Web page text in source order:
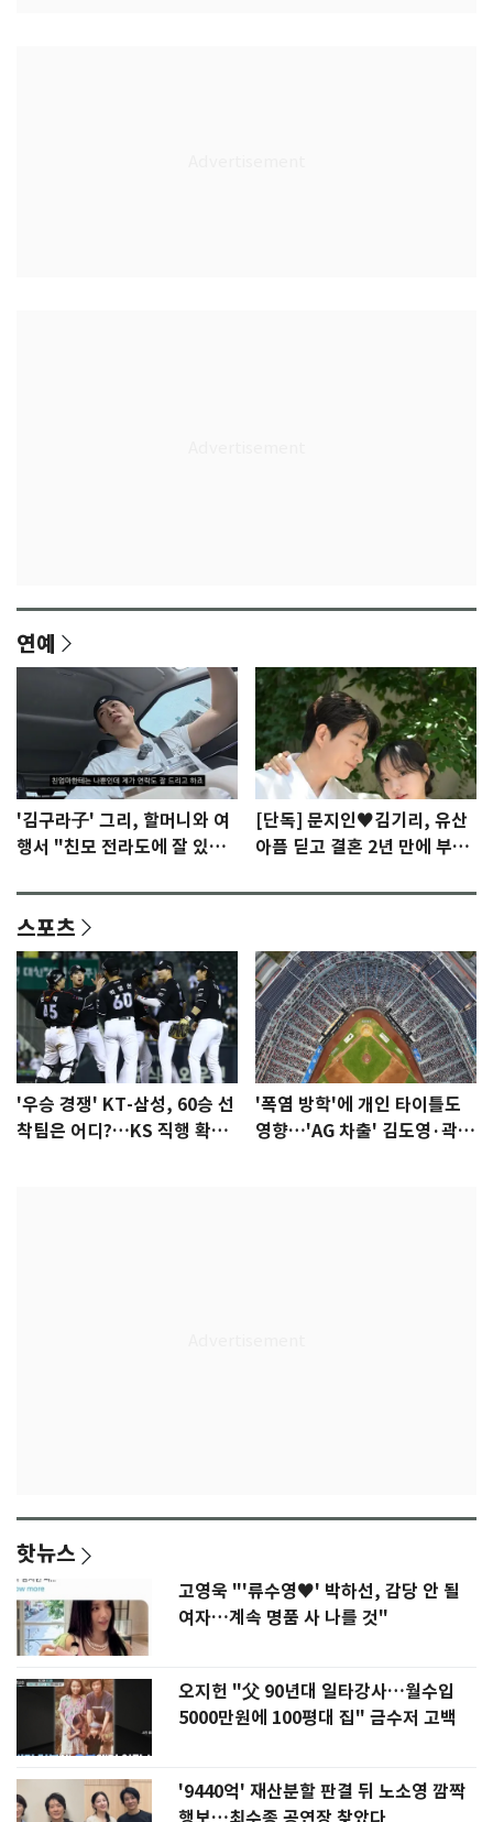
연예
'김구라子' 그리, 할머니와 여
행서 "친모 전라도에 잘 있
[단독] 문지인♥김기리, 유산
아픔 딛고 결혼 2년 만에 부모
스포츠
'우승 경쟁' KT-삼성, 60승 선
착팀은 어디?…KS 직행 확률
'폭염 방학'에 개인 타이틀도
영향…'AG 차출' 김도영·곽빈
핫뉴스
고영욱 "'류수영♥' 박하선, 감당 안 될
여자…계속 명품 사 나를 것"
오지헌 "父 90년대 일타강사…월수입
5000만원에 100평대 집" 금수저 고백
'9440억' 재산분할 판결 뒤 노소영 깜짝